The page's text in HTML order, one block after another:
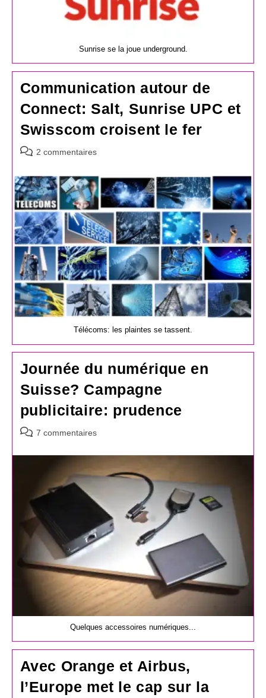
Sunrise se la joue underground.
Communication autour de
Connect: Salt, Sunrise UPC et
Swisscom croisent le fer
Commentaires
la
publication :
2 commentaires
Télécoms: les plaintes se tassent.
Journée du numérique en
Suisse? Campagne
publicitaire: prudence
Commentaires
la
7 commentaires
Quelques accessoires numériques...
Avec Orange et Airbus,
l’Europe met le cap sur la